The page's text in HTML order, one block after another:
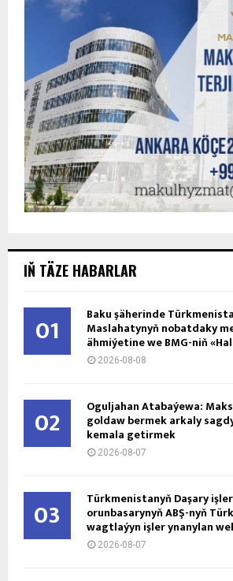
IŇ TÄZE HABARLAR
01 Baku şäherinde
Maslahatynyň nobatdaky
ähmiýetine we BMG-niň
2026-08-08
02 Oguljahan Atabaýewa:
goldaw bermek arkaly
kemala getirmek
2026-08-07
03 Türkmenistanyň Daşary
orunbasarynyň ABŞ-nyň
wagtlaýyn işler ynanylan
2026-08-07